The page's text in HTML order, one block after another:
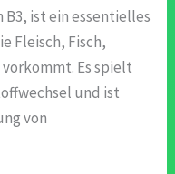
B3, ist ein essentielles
Fleisch, Fisch,
Es spielt
und ist
von